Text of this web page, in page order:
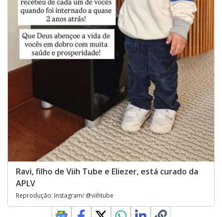
Ravi, filho de Viih Tube e Eliezer, está curado da
APLV
Reprodução: Instagram/ @viihtube